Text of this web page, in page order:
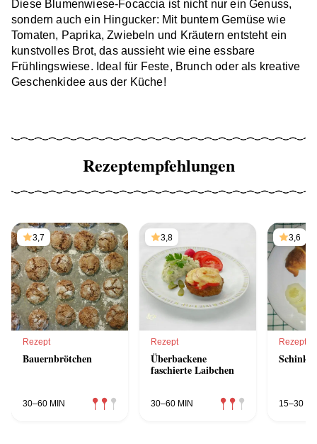
Diese Blumenwiese-Focaccia ist nicht nur ein Genuss,
sondern auch ein Hingucker: Mit buntem Gemüse wie
Tomaten, Paprika, Zwiebeln und Kräutern entsteht ein
kunstvolles Brot, das aussieht wie eine essbare
Frühlingswiese. Ideal für Feste, Brunch oder als kreative
Geschenkidee aus der Küche!
Rezeptempfehlungen
3,7
Rezept
Bauernbrötchen
30–60 MIN
3,8
Rezept
Überbackene
faschierte Laibchen
30–60 MIN
3,6
Rezept
15–30